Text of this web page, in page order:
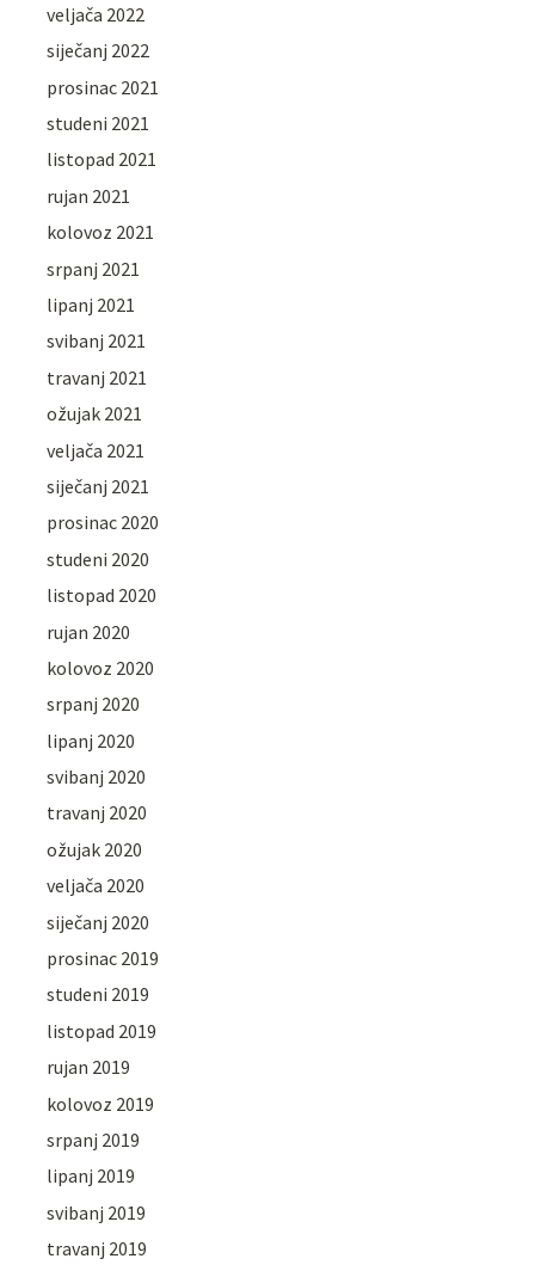
veljača 2022
siječanj 2022
prosinac 2021
studeni 2021
listopad 2021
rujan 2021
kolovoz 2021
srpanj 2021
lipanj 2021
svibanj 2021
travanj 2021
ožujak 2021
veljača 2021
siječanj 2021
prosinac 2020
studeni 2020
listopad 2020
rujan 2020
kolovoz 2020
srpanj 2020
lipanj 2020
svibanj 2020
travanj 2020
ožujak 2020
veljača 2020
siječanj 2020
prosinac 2019
studeni 2019
listopad 2019
rujan 2019
kolovoz 2019
srpanj 2019
lipanj 2019
svibanj 2019
travanj 2019